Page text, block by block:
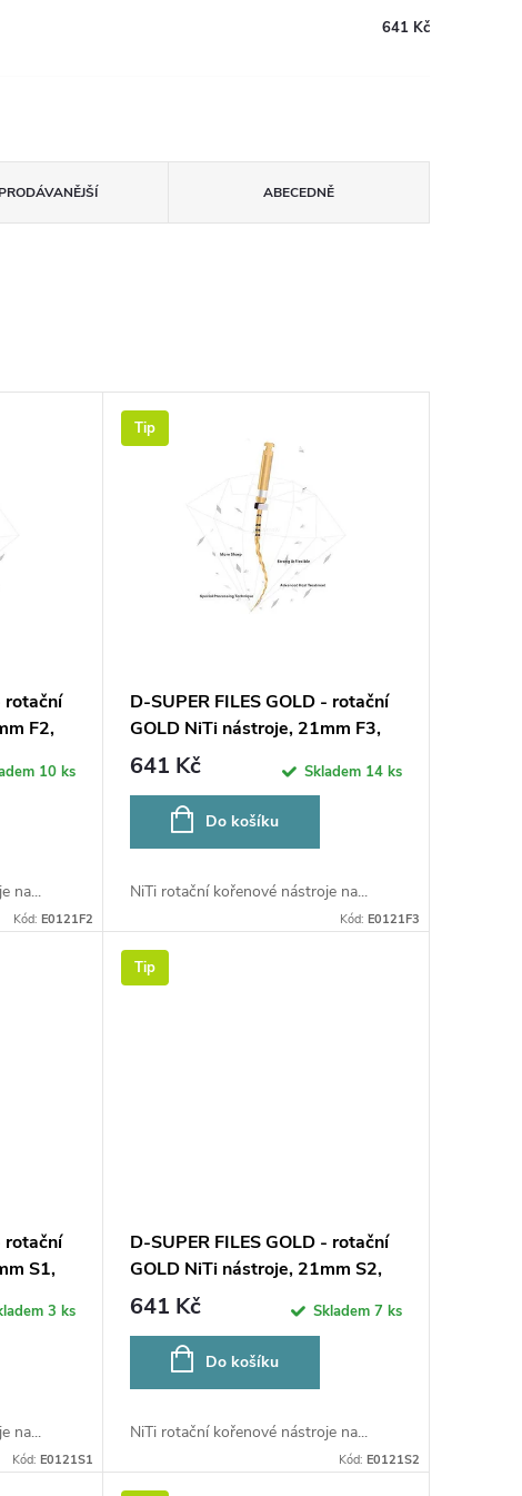
641 Kč
ABECEDNĚ
rotační
F2,
10 ks
na...
Kód: E0121F2
Tip
D-SUPER FILES GOLD - rotační
GOLD NiTi nástroje, 21mm F3,
6ks
641 Kč Skladem 14 ks
Do košíku
NiTi rotační kořenové nástroje na...
Kód: E0121F3
rotační
S1,
3 ks
na...
Kód: E0121S1
Tip
D-SUPER FILES GOLD - rotační
GOLD NiTi nástroje, 21mm S2,
6ks
641 Kč Skladem 7 ks
Do košíku
NiTi rotační kořenové nástroje na...
Kód: E0121S2